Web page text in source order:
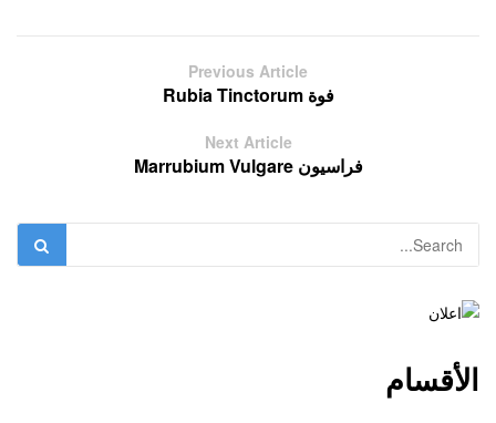
Previous Article
فوة Rubia Tinctorum
Next Article
فراسيون Marrubium Vulgare
الأقسام